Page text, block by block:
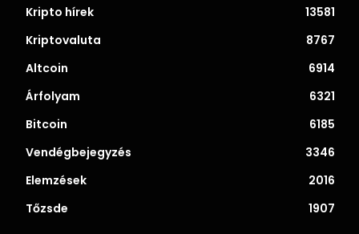
Kripto hírek
13581
Kriptovaluta
8767
Altcoin
6914
Árfolyam
6321
Bitcoin
6185
Vendégbejegyzés
3346
Elemzések
2016
Tőzsde
1907